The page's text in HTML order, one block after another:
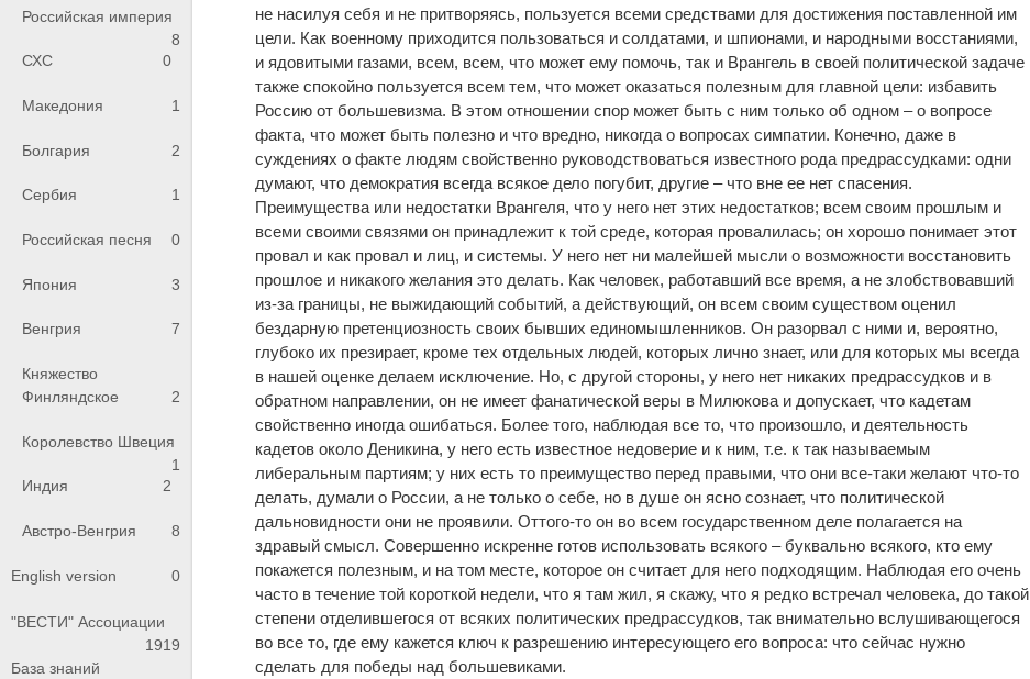
Российская империя
8
СХС
0
Македония 1
Болгария 2
Сербия 1
Российская песня 0
Япония 3
Венгрия 7
Княжество
Финляндское
2
Королевство Швеция
1
Индия
2
Австро-Венгрия 8
English version 0
"ВЕСТИ" Ассоциации
1919
База знаний
не насилуя себя и не притворяясь, пользуется всеми средствами для достижения поставленной им
цели. Как военному приходится пользоваться и солдатами, и шпионами, и народными восстаниями,
и ядовитыми газами, всем, всем, что может ему помочь, так и Врангель в своей политической задаче
также спокойно пользуется всем тем, что может оказаться полезным для главной цели: избавить
Россию от большевизма. В этом отношении спор может быть с ним только об одном – о вопросе
факта, что может быть полезно и что вредно, никогда о вопросах симпатии. Конечно, даже в
суждениях о факте людям свойственно руководствоваться известного рода предрассудками: одни
думают, что демократия всегда всякое дело погубит, другие – что вне ее нет спасения.
Преимущества или недостатки Врангеля, что у него нет этих недостатков; всем своим прошлым и
всеми своими связями он принадлежит к той среде, которая провалилась; он хорошо понимает этот
провал и как провал и лиц, и системы. У него нет ни малейшей мысли о возможности восстановить
прошлое и никакого желания это делать. Как человек, работавший все время, а не злобствовавший
из-за границы, не выжидающий событий, а действующий, он всем своим существом оценил
бездарную претенциозность своих бывших единомышленников. Он разорвал с ними и, вероятно,
глубоко их презирает, кроме тех отдельных людей, которых лично знает, или для которых мы всегда
в нашей оценке делаем исключение. Но, с другой стороны, у него нет никаких предрассудков и в
обратном направлении, он не имеет фанатической веры в Милюкова и допускает, что кадетам
свойственно иногда ошибаться. Более того, наблюдая все то, что произошло, и деятельность
кадетов около Деникина, у него есть известное недоверие и к ним, т.е. к так называемым
либеральным партиям; у них есть то преимущество перед правыми, что они все-таки желают что-то
делать, думали о России, а не только о себе, но в душе он ясно сознает, что политической
дальновидности они не проявили. Оттого-то он во всем государственном деле полагается на
здравый смысл. Совершенно искренне готов использовать всякого – буквально всякого, кто ему
покажется полезным, и на том месте, которое он считает для него подходящим. Наблюдая его очень
часто в течение той короткой недели, что я там жил, я скажу, что я редко встречал человека, до такой
степени отделившегося от всяких политических предрассудков, так внимательно вслушивающегося
во все то, где ему кажется ключ к разрешению интересующего его вопроса: что сейчас нужно
сделать для победы над большевиками.